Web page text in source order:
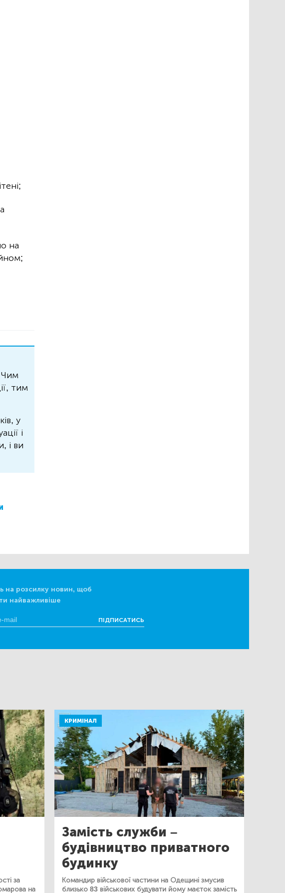
на
Чим
тим
у
і
і ви
на розсилку новин, щоб
найважливіше
ПІДПИСАТИСЬ
за
на
КРИМІНАЛ
Замість служби –
будівництво приватного
будинку
Командир військової частини на Одещині змусив
близько 83 військових будувати йому маєток замість